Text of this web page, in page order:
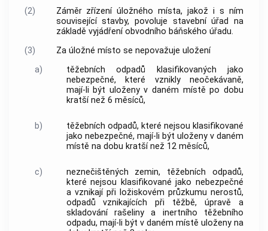
(2)
Záměr zřízení úložného místa, jakož i s ním
související stavby, povoluje stavební úřad na
základě vyjádření obvodního báňského úřadu.
(3)
Za úložné místo se nepovažuje uložení
a)
těžebních odpadů klasifikovaných jako
nebezpečné, které vznikly neočekávaně,
mají-li být uloženy v daném místě po dobu
kratší než 6 měsíců,
b) těžebních odpadů, které nejsou klasifikované
jako nebezpečné, mají-li být uloženy v daném
místě na dobu kratší než 12 měsíců,
c) neznečištěných zemin, těžebních odpadů,
které nejsou klasifikované jako nebezpečné
a vznikají při ložiskovém průzkumu nerostů,
odpadů vznikajících při těžbě, úpravě a
skladování rašeliny a inertního těžebního
odpadu, mají-li být v daném místě uloženy na